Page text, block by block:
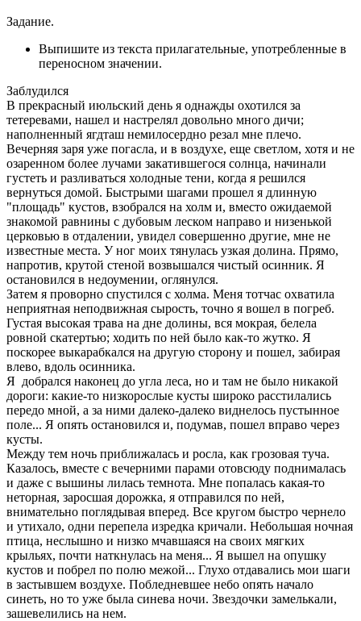
Задание.
Выпишите из текста прилагательные, употребленные в
переносном значении.
Заблудился
В прекрасный июльский день я однажды охотился за
тетеревами, нашел и настрелял довольно много дичи;
наполненный ягдташ немилосердно резал мне плечо.
Вечерняя заря уже погасла, и в воздухе, еще светлом, хотя и не
озаренном более лучами закатившегося солнца, начинали
густеть и разливаться холодные тени, когда я решился
вернуться домой. Быстрыми шагами прошел я длинную
"площадь" кустов, взобрался на холм и, вместо ожидаемой
знакомой равнины с дубовым леском направо и низенькой
церковью в отдалении, увидел совершенно другие, мне не
известные места. У ног моих тянулась узкая долина. Прямо,
напротив, крутой стеной возвышался чистый осинник. Я
остановился в недоумении, оглянулся.
Затем я проворно спустился с холма. Меня тотчас охватила
неприятная неподвижная сырость, точно я вошел в погреб.
Густая высокая трава на дне долины, вся мокрая, белела
ровной скатертью; ходить по ней было как-то жутко. Я
поскорее выкарабкался на другую сторону и пошел, забирая
влево, вдоль осинника.
Я добрался наконец до угла леса, но и там не было никакой
дороги: какие-то низкорослые кусты широко расстилались
передо мной, а за ними далеко-далеко виднелось пустынное
поле... Я опять остановился и, подумав, пошел вправо через
кусты.
Между тем ночь приближалась и росла, как грозовая туча.
Казалось, вместе с вечерними парами отовсюду поднималась
и даже с вышины лилась темнота. Мне попалась какая-то
неторная, заросшая дорожка, я отправился по ней,
внимательно поглядывая вперед. Все кругом быстро чернело
и утихало, одни перепела изредка кричали. Небольшая ночная
птица, неслышно и низко мчавшаяся на своих мягких
крыльях, почти наткнулась на меня... Я вышел на опушку
кустов и побрел по полю межой... Глухо отдавались мои шаги
в застывшем воздухе. Побледневшее небо опять начало
синеть, но то уже была синева ночи. Звездочки замелькали,
зашевелились на нем.